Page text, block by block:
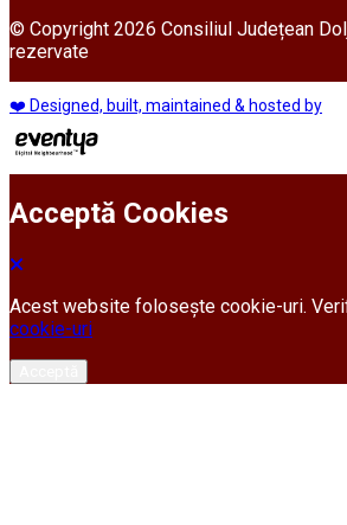
© Copyright 2026 Consiliul Județean
rezervate
❤️ Designed, built, maintained & hosted by
Acceptă Cookies
Acest website folosește cookie-uri.
cookie-uri